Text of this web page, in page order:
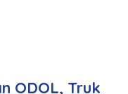
ODOL, Truk